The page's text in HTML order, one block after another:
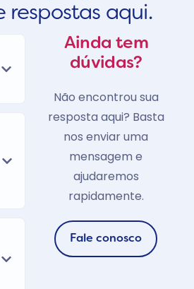
respostas aqui.
Ainda tem
dúvidas?
Não encontrou sua
resposta aqui? Basta
nos enviar uma
mensagem e
ajudaremos
rapidamente.
Fale conosco